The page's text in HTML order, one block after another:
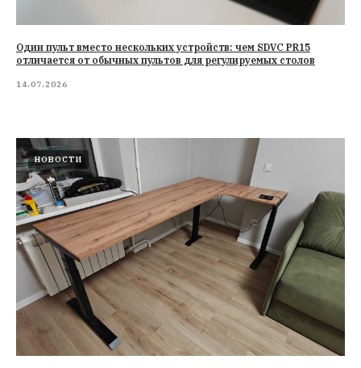
Один пульт вместо нескольких устройств: чем SDVC PR15
отличается от обычных пультов для регулируемых столов
14.07.2026
НОВОСТИ